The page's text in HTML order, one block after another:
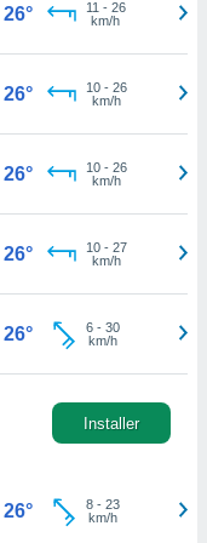
26° 11 - 26
km/h
26° 10- 26
km/h
26° 10- 26
km/h
26° 10- 27
km/h
26° 6- 30
km/h
Installer
26° 8- 23
km/h